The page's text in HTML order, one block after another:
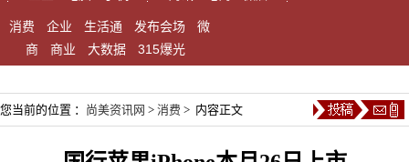
消费 企业 生活通 发布会场
微
商
商业 大数据 315爆光
您当前的位置 ： 尚美资讯网 > 消费 > 内容正文